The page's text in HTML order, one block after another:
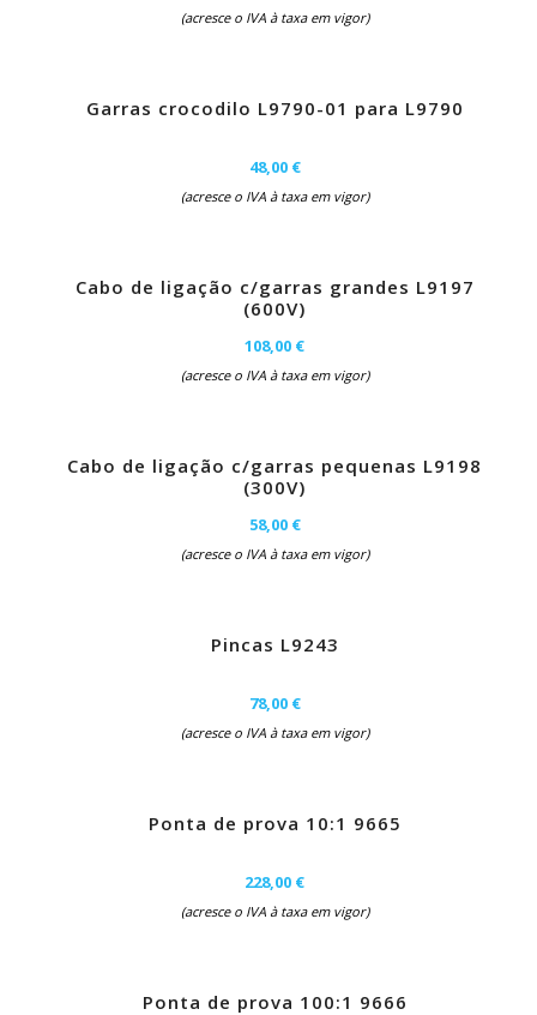
(acresce o IVA à taxa em vigor)
Garras crocodilo L9790-01 para L9790
48,00 €
(acresce o IVA à taxa em vigor)
Cabo de ligação c/garras grandes L9197
(600V)
108,00 €
(acresce o IVA à taxa em vigor)
Cabo de ligação c/garras pequenas L9198
(300V)
58,00 €
(acresce o IVA à taxa em vigor)
Pincas L9243
78,00 €
(acresce o IVA à taxa em vigor)
Ponta de prova 10:1 9665
228,00 €
(acresce o IVA à taxa em vigor)
Ponta de prova 100:1 9666